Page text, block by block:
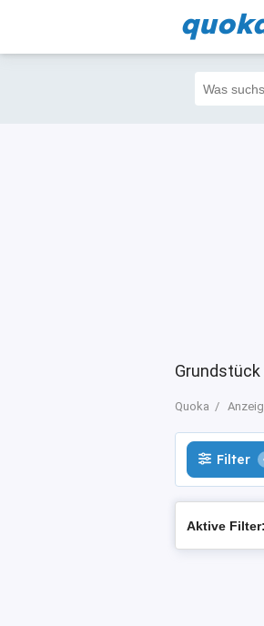
Quoka
Filter 4
Filter
Aktive Filter: